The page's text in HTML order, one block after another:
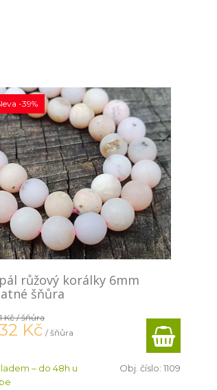
růžový korálky 6mm
šňůra
-39%
Kč/ šňůra
Kč / šňůra
– do 48h u
Obj. číslo: 1109